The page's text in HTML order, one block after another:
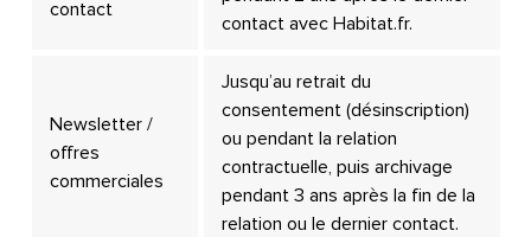
contact
contact avec Habitat.fr.
Newsletter /
offres
commerciales
Jusqu’au retrait du
consentement (désinscription)
ou pendant la relation
contractuelle, puis archivage
pendant 3 ans après la fin de la
relation ou le dernier contact.